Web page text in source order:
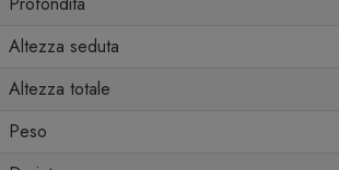
Altezza seduta
Altezza totale
Peso